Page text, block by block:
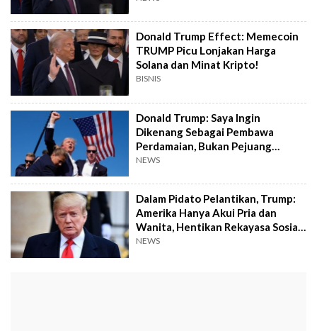
Donald Trump Effect: Memecoin
TRUMP Picu Lonjakan Harga
Solana dan Minat Kripto!
BISNIS
Donald Trump: Saya Ingin
Dikenang Sebagai Pembawa
Perdamaian, Bukan Pejuang
Perang
NEWS
Dalam Pidato Pelantikan, Trump:
Amerika Hanya Akui Pria dan
Wanita, Hentikan Rekayasa Sosial
di AS
NEWS